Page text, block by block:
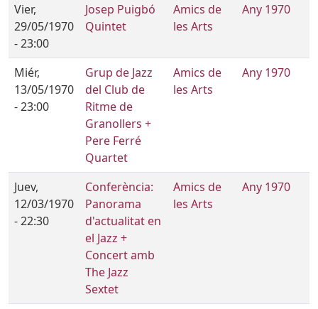
Vier,
29/05/1970
- 23:00
Josep Puigbó
Quintet
Amics de
les Arts
Any 1970
Miér,
13/05/1970
- 23:00
Grup de Jazz
del Club de
Ritme de
Granollers +
Pere Ferré
Quartet
Amics de
les Arts
Any 1970
Juev,
12/03/1970
- 22:30
Conferència:
Panorama
d'actualitat en
el Jazz +
Concert amb
The Jazz
Sextet
Amics de
les Arts
Any 1970